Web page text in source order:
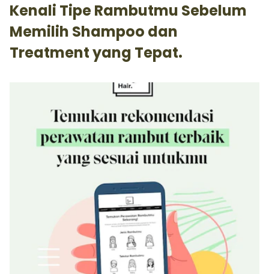
Kenali Tipe Rambutmu Sebelum
Memilih Shampoo dan
Treatment yang Tepat.